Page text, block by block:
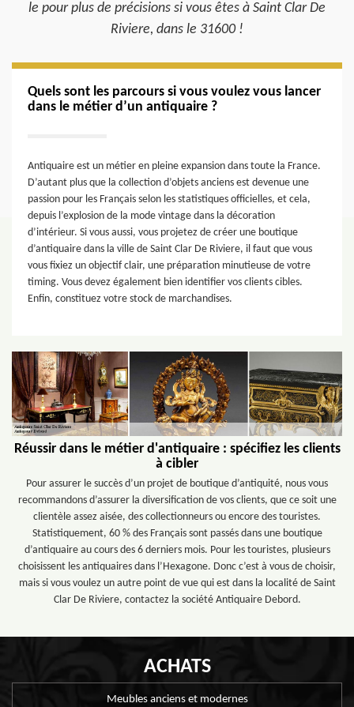
le pour plus de précisions si vous êtes à Saint Clar De
Riviere, dans le 31600 !
Quels sont les parcours si vous voulez vous lancer
dans le métier d’un antiquaire ?
Antiquaire est un métier en pleine expansion dans toute la France.
D’autant plus que la collection d’objets anciens est devenue une
passion pour les Français selon les statistiques officielles, et cela,
depuis l’explosion de la mode vintage dans la décoration
d’intérieur. Si vous aussi, vous projetez de créer une boutique
d’antiquaire dans la ville de Saint Clar De Riviere, il faut que vous
vous fixiez un objectif clair, une préparation minutieuse de votre
timing. Vous devez également bien identifier vos clients cibles.
Enfin, constituez votre stock de marchandises.
Réussir dans le métier d'antiquaire : spécifiez les clients
à cibler
Pour assurer le succès d’un projet de boutique d’antiquité, nous vous
recommandons d’assurer la diversification de vos clients, que ce soit une
clientèle assez aisée, des collectionneurs ou encore des touristes.
Statistiquement, 60 % des Français sont passés dans une boutique
d’antiquaire au cours des 6 derniers mois. Pour les touristes, plusieurs
choisissent les antiquaires dans l’Hexagone. Donc c’est à vous de choisir,
mais si vous voulez un autre point de vue qui est dans la localité de Saint
Clar De Riviere, contactez la société Antiquaire Debord.
ACHATS
Meubles anciens et modernes